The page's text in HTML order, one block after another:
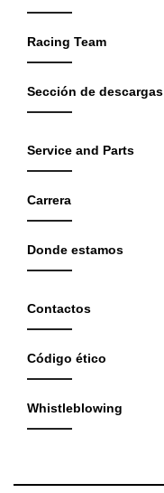
Racing Team
Sección de descargas
Service and Parts
Carrera
Donde estamos
Contactos
Código ético
Whistleblowing